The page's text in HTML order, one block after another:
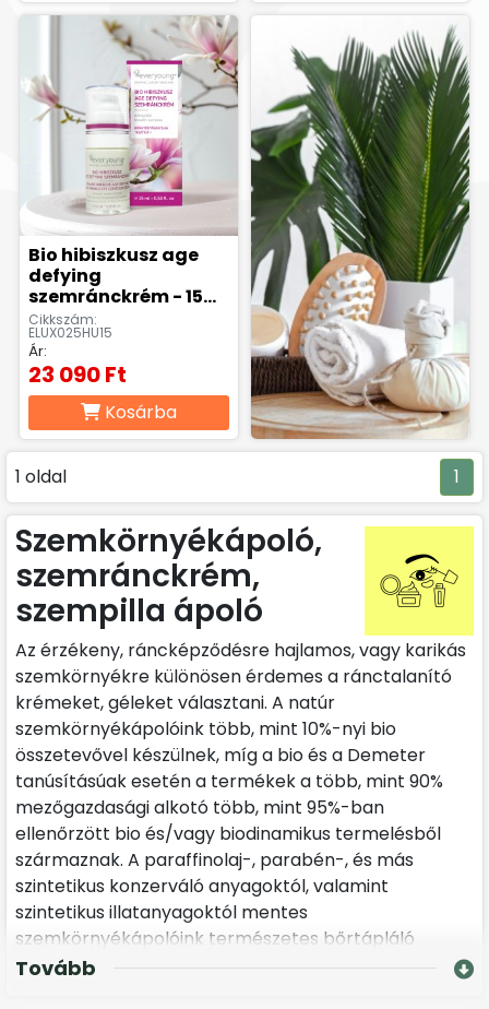
Bio hibiszkusz age
defying
szemránckrém - 15
ml
Cikkszám:
ELUX025HU15
Ár:
23 090 Ft
Kosárba
1 oldal 1
Szemkörnyékápoló,
szemránckrém,
szempilla ápoló
Az érzékeny, ráncképződésre hajlamos, vagy karikás
szemkörnyékre különösen érdemes a ránctalanító
krémeket, géleket választani. A natúr
szemkörnyékápolóink több, mint 10%-nyi bio
összetevővel készülnek, míg a bio és a Demeter
tanúsításúak esetén a termékek a több, mint 90%
mezőgazdasági alkotó több, mint 95%-ban
ellenőrzött bio és/vagy biodinamikus termelésből
származnak. A paraffinolaj-, parabén-, és más
szintetikus konzerváló anyagoktól, valamint
szintetikus illatanyagoktól mentes
szemkörnyékápolóink természetes bőrtápláló
hatóanyagokban rendkívül gazdagok.
Tovább